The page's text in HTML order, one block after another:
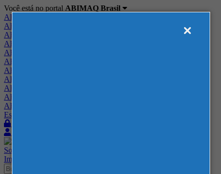
Você está no portal ABIMAQ Brasil
ABIMAQ Brasil
ABIMAQ Minas Gerais
ABIMAQ Norte-Nordeste
ABIMAQ Paraná
ABIMAQ Piracicaba
ABIMAQ Ribeirão Preto
ABIMAQ Rio de Janeiro
ABIMAQ Rio Grande do Sul
ABIMAQ Santa Catarina
ABIMAQ São Paulo
ABIMAQ Vale do Paraíba
Escritório de Relações Governamentais
Sobre
Imprensa